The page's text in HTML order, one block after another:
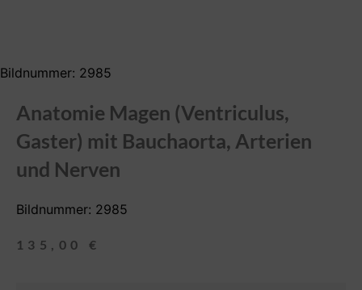
Bildnummer: 2985
Anatomie Magen (Ventriculus,
Gaster) mit Bauchaorta, Arterien
und Nerven
Bildnummer: 2985
135,00 €